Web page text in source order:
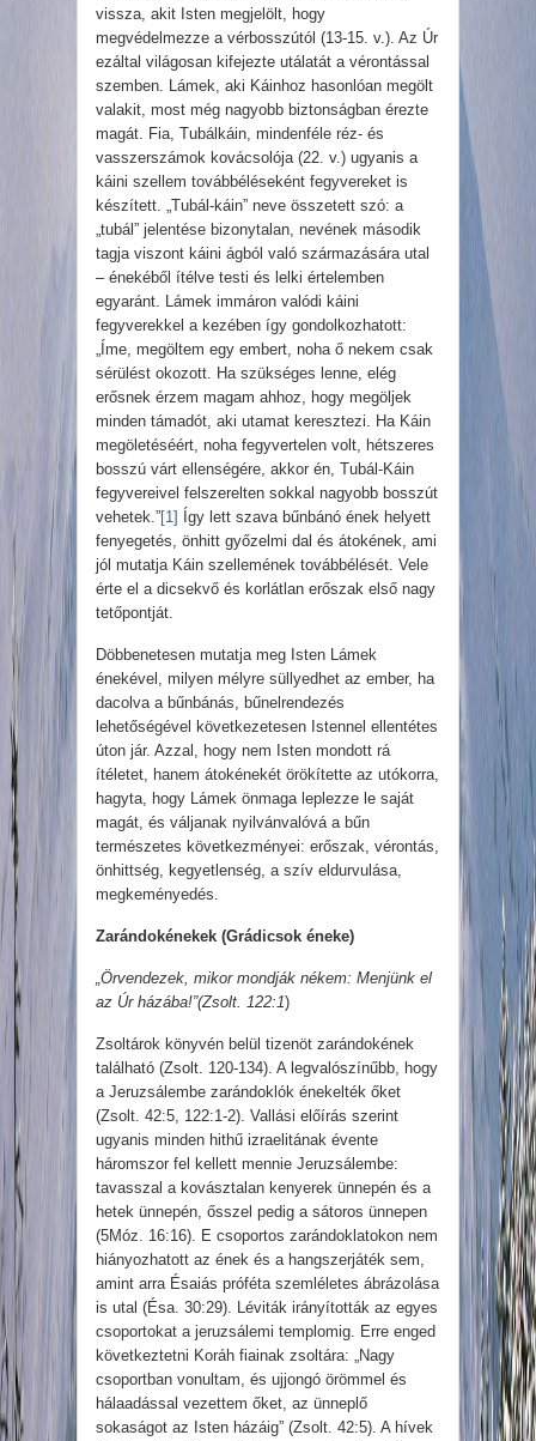
vissza, akit Isten megjelölt, hogy
megvédelmezze a vérbosszútól (13-15. v.). Az Úr
ezáltal világosan kifejezte utálatát a vérontással
szemben. Lámek, aki Káinhoz hasonlóan megölt
valakit, most még nagyobb biztonságban érezte
magát. Fia, Tubálkáin, mindenféle réz- és
vasszerszámok kovácsolója (22. v.) ugyanis a
káini szellem továbbéléseként fegyvereket is
készített. „Tubál-káin” neve összetett szó: a
„tubál” jelentése bizonytalan, nevének második
tagja viszont káini ágból való származására utal
– énekéből ítélve testi és lelki értelemben
egyaránt. Lámek immáron valódi káini
fegyverekkel a kezében így gondolkozhatott:
„Íme, megöltem egy embert, noha ő nekem csak
sérülést okozott. Ha szükséges lenne, elég
erősnek érzem magam ahhoz, hogy megöljek
minden támadót, aki utamat keresztezi. Ha Káin
megöletéséért, noha fegyvertelen volt, hétszeres
bosszú várt ellenségére, akkor én, Tubál-Káin
fegyvereivel felszerelten sokkal nagyobb bosszút
vehetek.”[1]
Így lett szava bűnbánó ének helyett
fenyegetés, önhitt győzelmi dal és átokének, ami
jól mutatja Káin szellemének továbbélését. Vele
érte el a dicsekvő és korlátlan erőszak első nagy
tetőpontját.
Döbbenetesen mutatja meg Isten Lámek
énekével, milyen mélyre süllyedhet az ember, ha
dacolva a bűnbánás, bűnelrendezés
lehetőségével következetesen Istennel ellentétes
úton jár. Azzal, hogy nem Isten mondott rá
ítéletet, hanem átokénekét örökítette az utókorra,
hagyta, hogy Lámek önmaga leplezze le saját
magát, és váljanak nyilvánvalóvá a bűn
természetes következményei: erőszak, vérontás,
önhittség, kegyetlenség, a szív eldurvulása,
megkeményedés.
Zarándokénekek (Grádicsok éneke)
„Örvendezek, mikor mondják nékem: Menjünk el
az Úr házába!”(Zsolt. 122:1)
Zsoltárok könyvén belül tizenöt zarándokének
található (Zsolt. 120-134). A legvalószínűbb, hogy
a Jeruzsálembe zarándoklók énekelték őket
(Zsolt. 42:5, 122:1-2). Vallási előírás szerint
ugyanis minden hithű izraelitának évente
háromszor fel kellett mennie Jeruzsálembe:
tavasszal a kovásztalan kenyerek ünnepén és a
hetek ünnepén, ősszel pedig a sátoros ünnepen
(5Móz. 16:16). E csoportos zarándoklatokon nem
hiányozhatott az ének és a hangszerjáték sem,
amint arra Ésaiás próféta szemléletes ábrázolása
is utal (Ésa. 30:29). Léviták irányították az egyes
csoportokat a jeruzsálemi templomig. Erre enged
következtetni Koráh fiainak zsoltára: „Nagy
csoportban vonultam, és ujjongó örömmel és
hálaadással vezettem őket, az ünneplő
sokaságot az Isten házáig” (Zsolt. 42:5). A hívek